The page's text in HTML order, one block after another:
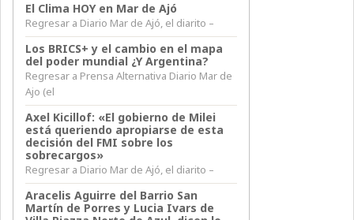
El Clima HOY en Mar de Ajó
Regresar a Diario Mar de Ajó, el diarito –
Los BRICS+ y el cambio en el mapa
del poder mundial ¿Y Argentina?
Regresar a Prensa Alternativa Diario Mar de
Ajo (el
Axel Kicillof: «El gobierno de Milei
está queriendo apropiarse de esta
decisión del FMI sobre los
sobrecargos»
Regresar a Diario Mar de Ajó, el diarito –
Aracelis Aguirre del Barrio San
Martín de Porres y Lucia Ivars de